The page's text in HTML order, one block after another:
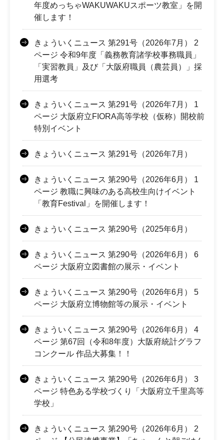
年度めっちゃWAKUWAKUスポーツ教室」を開
催します！
きょういくニュース 第291号（2026年7月） 2
ページ 令和9年度「義務教育諸学校事務職員」
「実習教員」及び「大阪府職員（農芸員）」採
用選考
きょういくニュース 第291号（2026年7月） 1
ページ 大阪府立FIORA高等学校（仮称）開校前
特別イベント
きょういくニュース 第291号（2026年7月）
きょういくニュース 第290号（2026年6月） 1
ページ 教職に興味のある高校生向けイベント
「教育Festival」を開催します！
きょういくニュース 第290号（2025年6月）
きょういくニュース 第290号（2026年6月） 6
ページ 大阪府立図書館の展示・イベント
きょういくニュース 第290号（2026年6月） 5
ページ 大阪府立博物館等の展示・イベント
きょういくニュース 第290号（2026年6月） 4
ページ 第67回（令和8年度）大阪府統計グラフ
コンクール 作品大募集！！
きょういくニュース 第290号（2026年6月） 3
ページ 特色ある学校づくり「大阪府立千里高等
学校」
きょういくニュース 第290号（2026年6月） 2